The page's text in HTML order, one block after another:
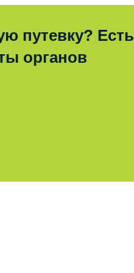
путевку? Есть
органов